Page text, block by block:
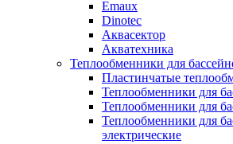
Emaux
Dinotec
Аквасектор
Акватехника
Теплообменники для
Пластинчатые
Теплообменники для
Теплообменники для
Теплообменники для
электрические